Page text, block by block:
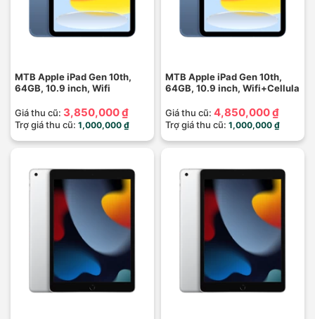
MTB Apple iPad Gen 10th,
64GB, 10.9 inch, Wifi
Giá thu cũ: 3,850,000 ₫
Trợ giá thu cũ: 1,000,000 ₫
MTB Apple iPad Gen 10th,
64GB, 10.9 inch, Wifi+Cellula
Giá thu cũ: 4,850,000 ₫
Trợ giá thu cũ: 1,000,000 ₫